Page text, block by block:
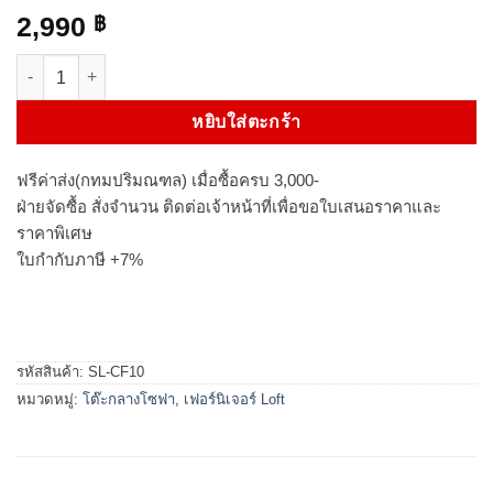
2,990 ฿
หยิบใส่ตะกร้า
ฟรีค่าส่ง(กทมปริมณฑล) เมื่อซื้อครบ 3,000-
ฝ่ายจัดซื้อ สั่งจำนวน ติดต่อเจ้าหน้าที่เพื่อขอใบเสนอราคาและ
ราคาพิเศษ
ใบกำกับภาษี +7%
รหัสสินค้า: SL-CF10
หมวดหมู่: โต๊ะกลางโซฟา, เฟอร์นิเจอร์ Loft